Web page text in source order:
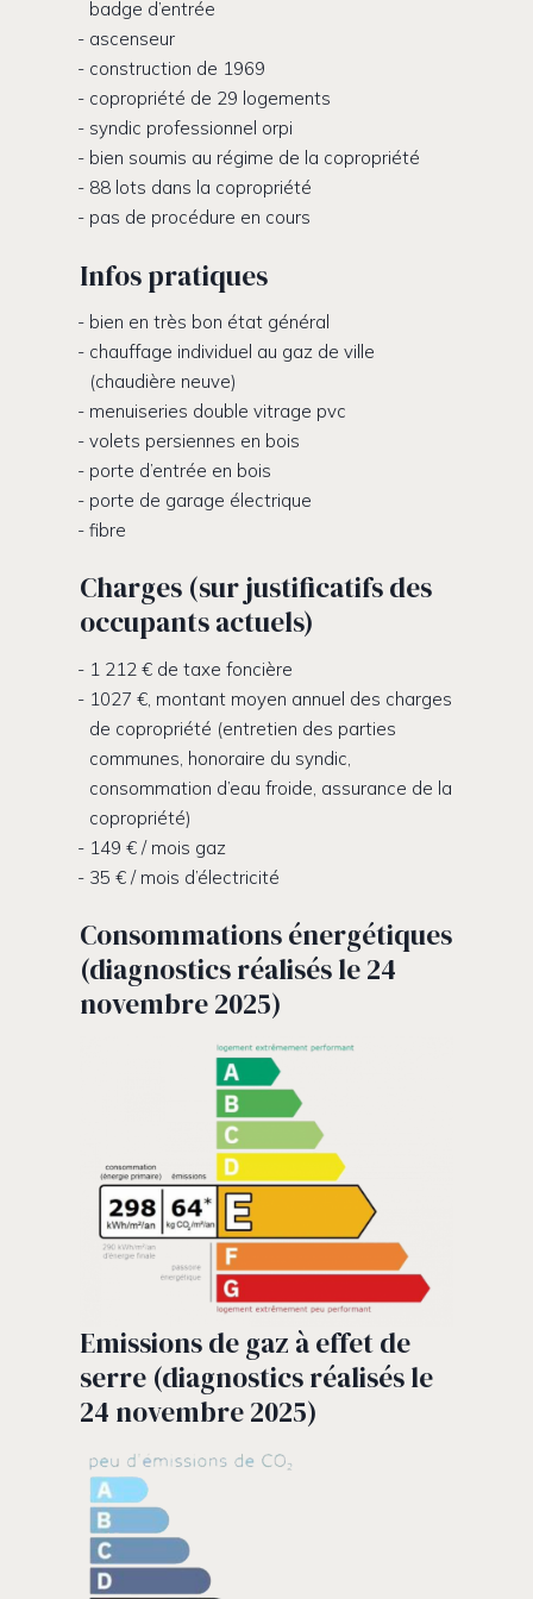
badge d’entrée
ascenseur
construction de 1969
copropriété de 29 logements
syndic professionnel orpi
bien soumis au régime de la copropriété
88 lots dans la copropriété
pas de procédure en cours
Infos pratiques
bien en très bon état général
chauffage individuel au gaz de ville
(chaudière neuve)
menuiseries double vitrage pvc
volets persiennes en bois
porte d’entrée en bois
porte de garage électrique
fibre
Charges (sur justificatifs des
occupants actuels)
1 212 € de taxe foncière
1027 €, montant moyen annuel des charges
de copropriété (entretien des parties
communes, honoraire du syndic,
consommation d’eau froide, assurance de la
copropriété)
149 € / mois gaz
35 € / mois d’électricité
Consommations énergétiques
(diagnostics réalisés le 24
novembre 2025)
Emissions de gaz à effet de
serre (diagnostics réalisés le
24 novembre 2025)